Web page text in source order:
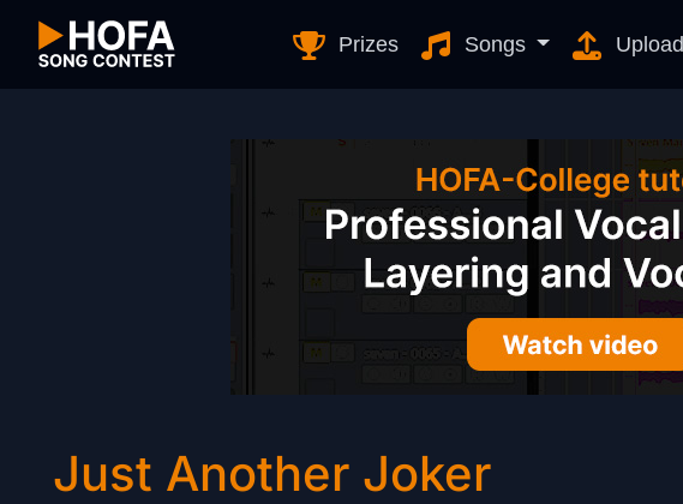
Prizes Songs Upload
Just Another Joker